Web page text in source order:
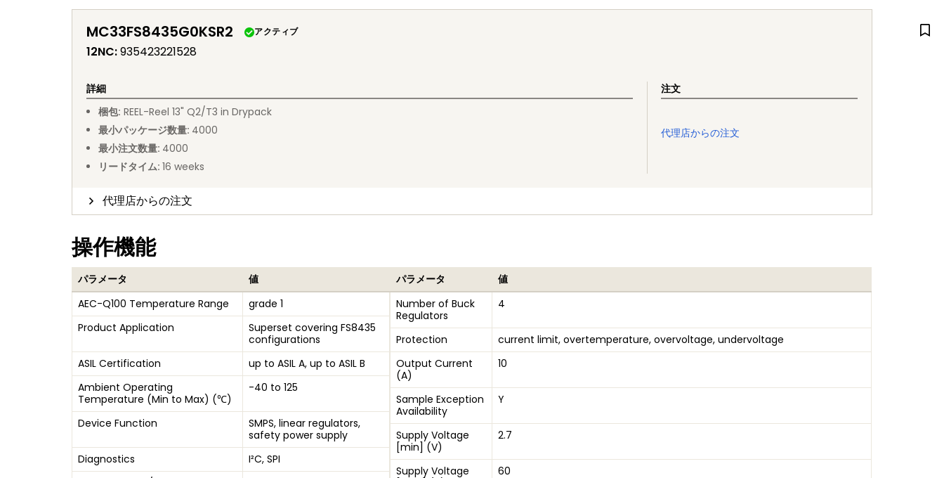
MC33FS8435G0KSR2 アクティブ
12NC:935423221528
詳細
梱包: REEL-Reel 13" Q2/T3 in Drypack
最小パッケージ数量: 4000
最小注文数量: 4000
リードタイム: 16 weeks
注文
代理店からの注文
代理店からの注文
操作機能
パラメータ
値
AEC-Q100 Temperature Range
grade 1
Product Application
Superset covering FS8435
configurations
ASIL Certification
up to ASIL A, up to ASIL B
Ambient Operating
Temperature (Min to Max) (℃)
-40 to 125
Device Function
SMPS, linear regulators,
safety power supply
Diagnostics
I²C, SPI
パラメータ
値
Number of Buck
Regulators
4
Protection
current limit, overtemperature, overvoltage, undervoltage
Output Current
(A)
10
Sample Exception
Availability
Y
Supply Voltage
[min] (V)
2.7
Supply Voltage
60